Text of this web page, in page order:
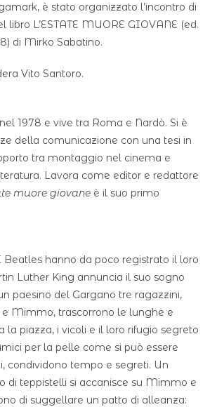
è stato organizzato l’incontro di
libro L’ESTATE MUORE GIOVANE (ed.
di Mirko Sabatino.
Vito Santoro.
1978 e vive tra Roma e Nardò. Si è
della comunicazione con una tesi in
tra montaggio nel cinema e
Lavora come editor e redattore
muore giovane è il suo primo
Beatles hanno da poco registrato il loro
Luther King annuncia il suo sogno
paesino del Gargano tre ragazzini,
Mimmo, trascorrono le lunghe e
la piazza, i vicoli e il loro rifugio segreto
per la pelle come si può essere
condividono tempo e segreti. Un
di teppistelli si accanisce su Mimmo e
di suggellare un patto di alleanza: